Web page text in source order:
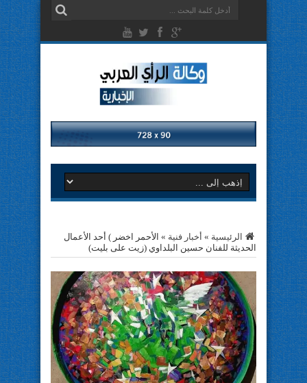
الرئيسية » أخبار فنية » الأحمر اخضر ) أحد الأعمال
الحديثة للفنان حسين البلداوي (زيت على بليت)